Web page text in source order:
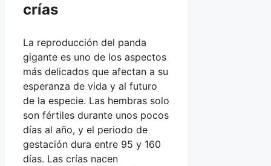
crías
La reproducción del panda
gigante es uno de los aspectos
más delicados que afectan a su
esperanza de vida y al futuro
de la especie. Las hembras solo
son fértiles durante unos pocos
días al año, y el periodo de
gestación dura entre 95 y 160
días. Las crías nacen